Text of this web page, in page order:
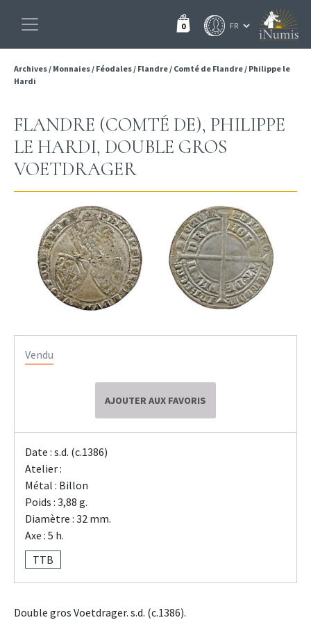
0
Archives/ Monnaies/ Féodales/ Flandre/ Comté de Flandre/ Philippe le
Hardi
FLANDRE (COMTÉ DE), PHILIPPE
LE HARDI, DOUBLE GROS
VOETDRAGER
Vendu
AJOUTER AUX FAVORIS
Date : s.d. (c.1386)
Atelier :
Métal : Billon
Poids : 3,88 g.
Diamètre : 32 mm.
Axe : 5 h.
TTB
Double gros Voetdrager. s.d. (c.1386).